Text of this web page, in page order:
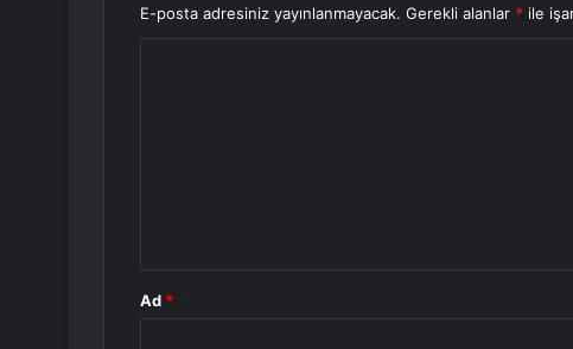
E-posta adresiniz yayınlanmayacak. Gerekli alanlar * ile
Ad *